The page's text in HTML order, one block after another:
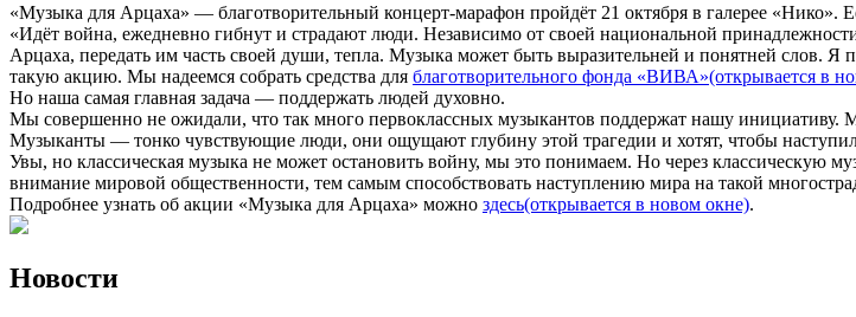
«Музыка для Арцаха» — благотворительный концерт-марафон пройдёт 21 октября в галерее «Нико».
«Идёт война, ежедневно гибнут и страдают люди. Независимо от своей национальной
Арцаха, передать им часть своей души, тепла. Музыка может быть выразительней и понятней слов.
такую акцию. Мы надеемся собрать средства для благотворительного фонда «ВИВА»(открывается в
Но наша самая главная задача — поддержать людей духовно.
Мы совершенно не ожидали, что так много первоклассных музыкантов поддержат нашу инициативу.
Музыканты — тонко чувствующие люди, они ощущают глубину этой трагедии и хотят, чтобы
Увы, но классическая музыка не может остановить войну, мы это понимаем. Но через классическую
внимание мировой общественности, тем самым способствовать наступлению мира на такой
Подробнее узнать об акции «Музыка для Арцаха» можно здесь(открывается в новом окне).
Новости